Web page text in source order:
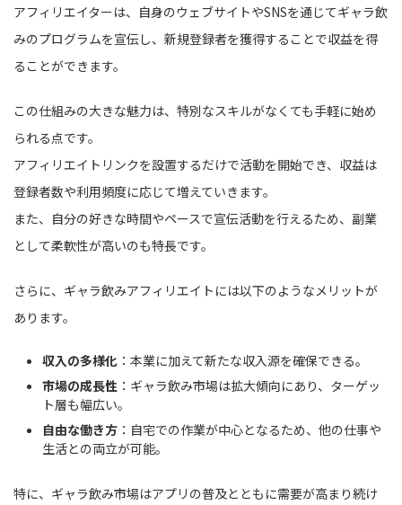
アフィリエイターは、自身のウェブサイトやSNSを通じてギャラ飲
みのプログラムを宣伝し、新規登録者を獲得することで収益を得
ることができます。
この仕組みの大きな魅力は、特別なスキルがなくても手軽に始め
られる点です。
アフィリエイトリンクを設置するだけで活動を開始でき、収益は
登録者数や利用頻度に応じて増えていきます。
また、自分の好きな時間やペースで宣伝活動を行えるため、副業
として柔軟性が高いのも特長です。
さらに、ギャラ飲みアフィリエイトには以下のようなメリットが
あります。
収入の多様化 ：本業に加えて新たな収入源を確保できる。
市場の成長性 ：ギャラ飲み市場は拡大傾向にあり、ターゲッ
ト層も幅広い。
自由な働き方 ：自宅での作業が中心となるため、他の仕事や
生活との両立が可能。
特に、ギャラ飲み市場はアプリの普及とともに需要が高まり続け